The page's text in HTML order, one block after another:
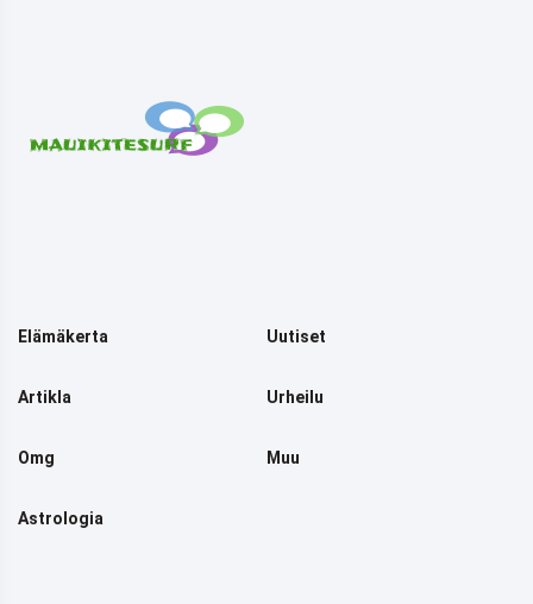
Elämäkerta Uutiset
Artikla Urheilu
Omg Muu
Astrologia